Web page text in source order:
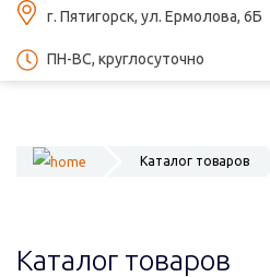
г. Пятигорск, ул. Ермолова, 6Б
ПН-ВС, круглосуточно
Каталог товаров
Каталог товаров